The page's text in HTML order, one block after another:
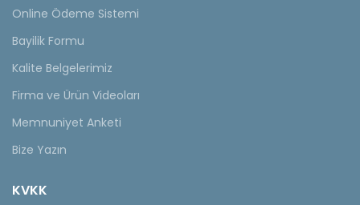
Online Ödeme Sistemi
Bayilik Formu
Kalite Belgelerimiz
Firma ve Ürün Videoları
Memnuniyet Anketi
Bize Yazın
KVKK